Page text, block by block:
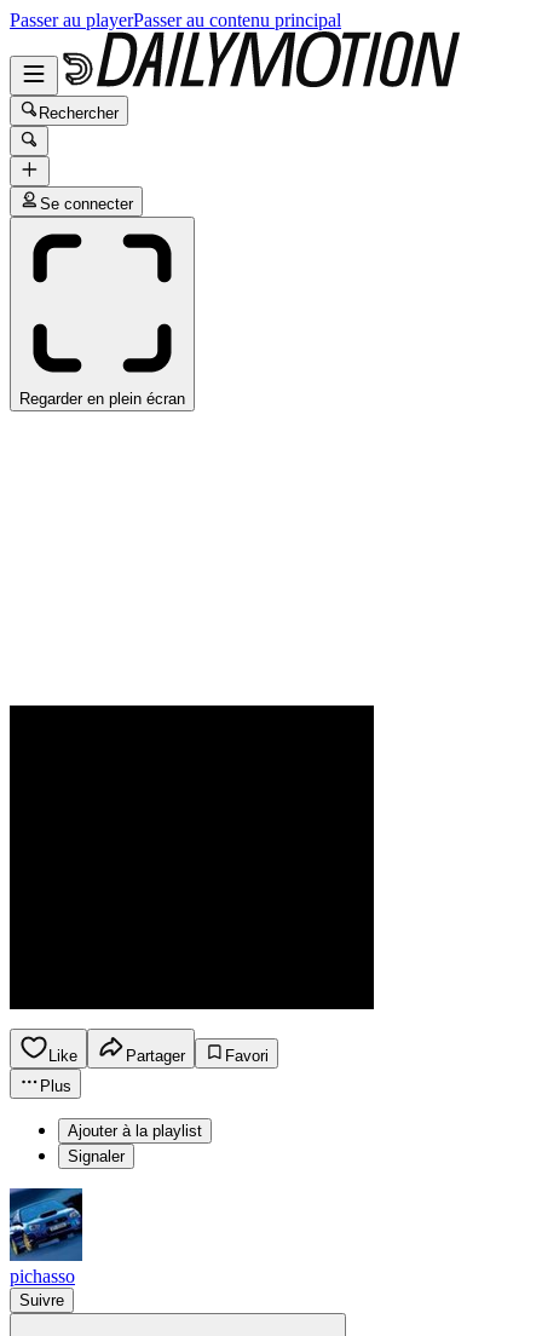
Passer au playerPasser au contenu principal
Rechercher
Se connecter
Regarder en plein écran
Like Partager
Favori
Plus
Ajouter à la playlist
Signaler
pichasso
Suivre